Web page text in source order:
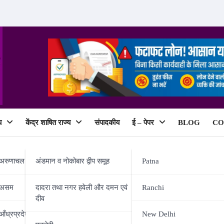
प्रदेश
केंद्र शाषित राज्य
अंडमान व नोकोबार द्वीप समूह
दादरा तथा नगर हवेली और दमन एवं
दीव
संपादकीय ई – पेपर
Patna
Ranchi
New Delhi
BLOG
लेकर जागरूकता अभियान, 10